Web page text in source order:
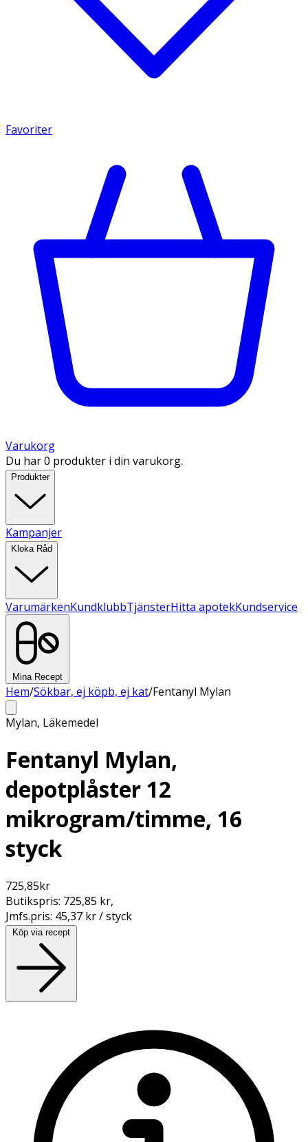
Favoriter
Varukorg
Du har 0 produkter i din varukorg.
Produkter
Kampanjer
Kloka Råd
VarumärkenKundklubbTjänsterHitta apotekKundservice
Mina Recept
Hem/Sökbar, ej köpb, ej kat/Fentanyl Mylan
Mylan, Läkemedel
Fentanyl Mylan,
depotplåster 12
mikrogram/timme, 16
styck
725,85kr
Butikspris: 725,85 kr,
Jmfs.pris: 45,37 kr / styck
Köp via recept